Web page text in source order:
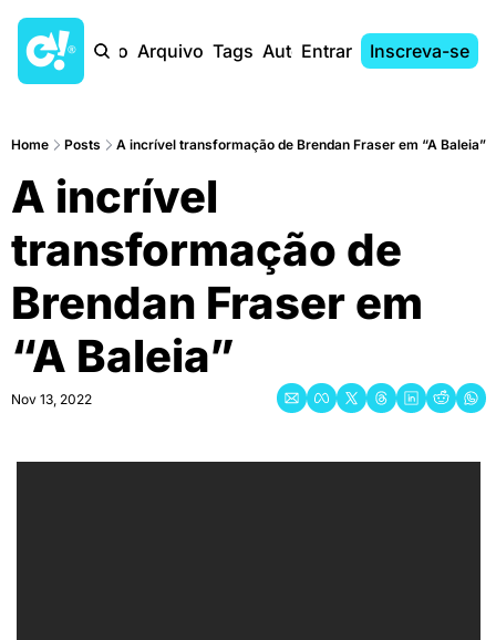
Início Arquivo Tags AutoresEntrar Inscreva-se
Home Posts A incrível transformação de Brendan Fraser em “A Baleia”
A incrível
transformação de
Brendan Fraser em
“A Baleia”
Nov 13, 2022